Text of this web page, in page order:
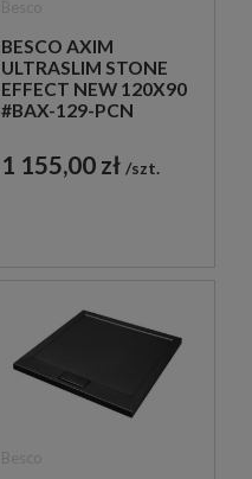
BESCO AXIM
ULTRASLIM STONE
EFFECT NEW 120X90
#BAX-129-PCN
KOMPOZYTOWY
PROSTOKĄTNY
1 155,00 zł szt.